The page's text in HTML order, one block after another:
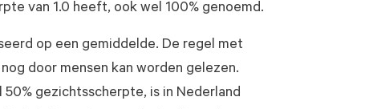
van 1.0 heeft, ook wel 100% genoemd.
op een gemiddelde. De regel met
door mensen kan worden gelezen.
50% gezichtsscherpte, is in Nederland